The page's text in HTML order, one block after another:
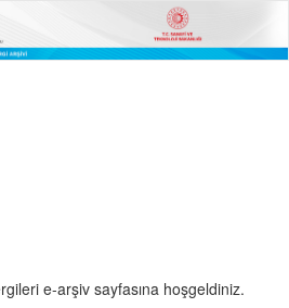
e-arşiv sayfasına hoşgeldiniz.